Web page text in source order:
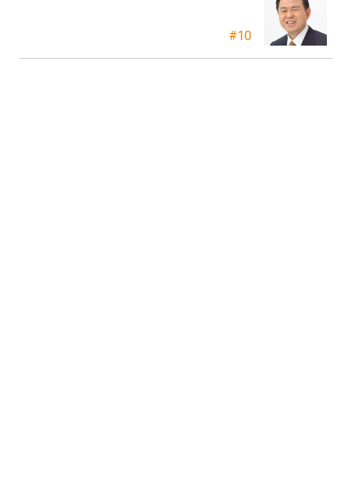
#10